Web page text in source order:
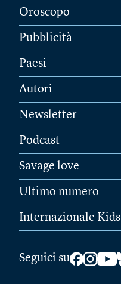
Oroscopo
Pubblicità
Paesi
Autori
Newsletter
Podcast
Savage love
Ultimo numero
Internazionale Kids
Seguici su